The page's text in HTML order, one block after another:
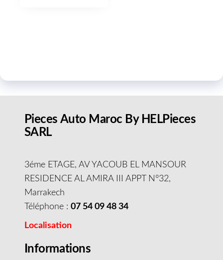
Pieces Auto Maroc By HELPieces
SARL
3éme ETAGE, AV YACOUB EL MANSOUR
RESIDENCE AL AMIRA III APPT N°32,
Marrakech
Téléphone : 07 54 09 48 34
Localisation
Informations